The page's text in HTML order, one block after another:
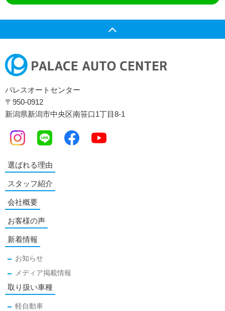
選ばれる理由
スタッフ紹介
会社概要
お客様の声
新着情報
お知らせ
メディア掲載情報
取り扱い車種
軽自動車
パレスオートセンター
〒950-0912
新潟県新潟市中央区南笹口1丁目8-1